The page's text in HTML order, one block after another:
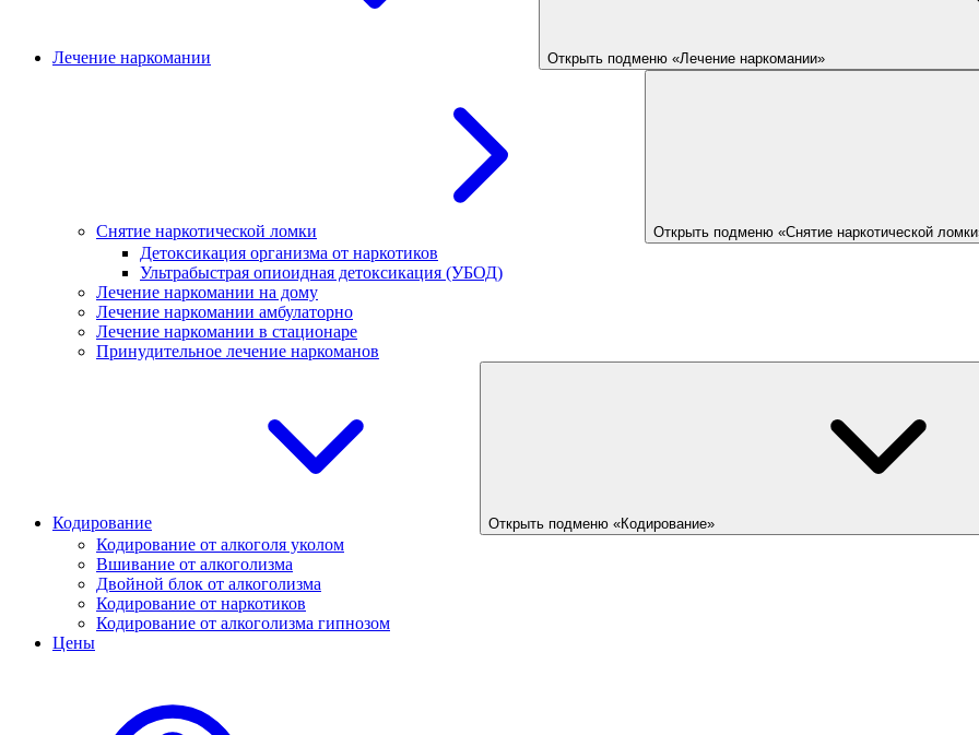
Лечение наркомании Открыть подменю «Лечение наркомании»
Снятие наркотической ломки Открыть подменю «Снятие наркотической
Детоксикация организма от наркотиков
Ультрабыстрая опиоидная детоксикация (УБОД)
Лечение наркомании на дому
Лечение наркомании амбулаторно
Лечение наркомании в стационаре
Принудительное лечение наркоманов
Кодирование Открыть подменю «Кодирование»
Кодирование от алкоголя уколом
Вшивание от алкоголизма
Двойной блок от алкоголизма
Кодирование от наркотиков
Кодирование от алкоголизма гипнозом
Цены